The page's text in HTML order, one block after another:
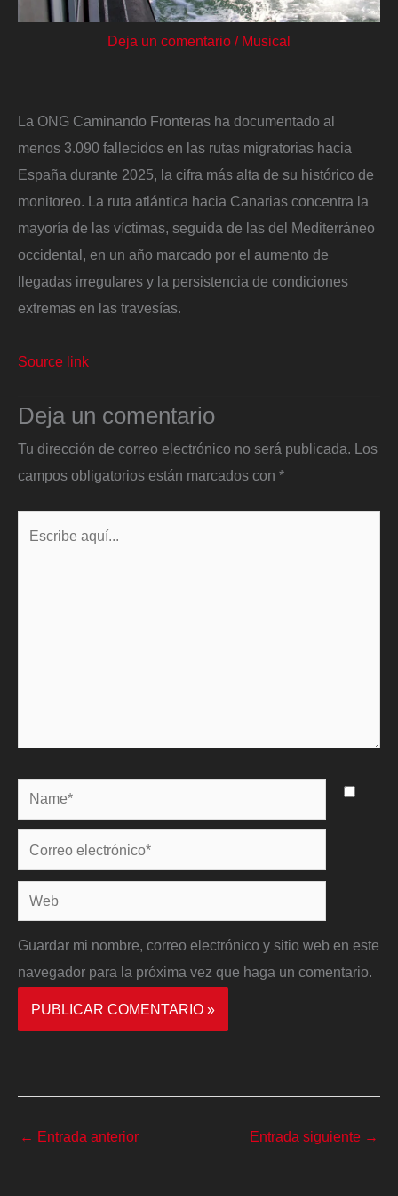
Deja un comentario / Musical
La ONG Caminando Fronteras ha documentado al
menos 3.090 fallecidos en las rutas migratorias hacia
España durante 2025, la cifra más alta de su histórico de
monitoreo. La ruta atlántica hacia Canarias concentra la
mayoría de las víctimas, seguida de las del Mediterráneo
occidental, en un año marcado por el aumento de
llegadas irregulares y la persistencia de condiciones
extremas en las travesías.
Source link
Deja un comentario
Tu dirección de correo electrónico no será publicada.
Los
campos obligatorios están marcados con *
Name*
Correo
electrónico*
Web
Guardar mi nombre, correo electrónico y sitio web en este
navegador para la próxima vez que haga un comentario.
← Entrada anterior Entrada siguiente →